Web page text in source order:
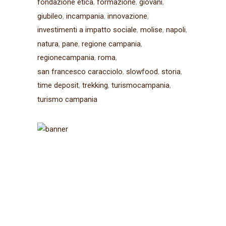
fondazione etica formazione giovani
giubileo incampania innovazione
investimenti a impatto sociale molise napoli
natura pane regione campania
regionecampania roma
san francesco caracciolo slowfood storia
time deposit trekking turismocampania
turismo campania